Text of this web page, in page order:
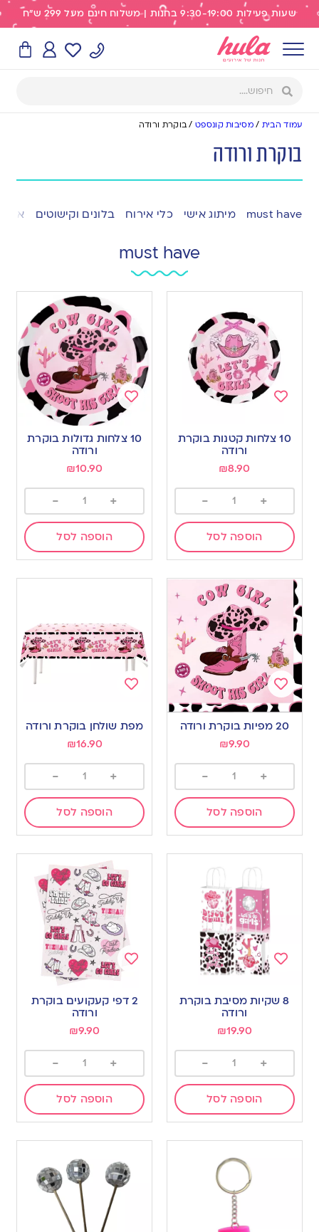
שעות פעילות 9:30-19:00 בחנות | משלוח חינם מעל 299 ש"ח
עמוד הבית /מסיבות קונספט/בוקרת ורודה
בוקרת ורודה
must have מיתוג אישי כלי אירוח בלונים וקישוטים
must have
to 10 צלחות קטנות בוקרת
ורודה
₪8.90
+
-
הוספה לסל
Add
to 10 צלחות גדולות בוקרת
ורודה
₪10.90
+
-
הוספה לסל
Add
to
20 מפיות בוקרת ורודה
₪9.90
+
-
הוספה לסל
to
מפת שולחן בוקרת ורודה
₪16.90
+
-
הוספה לסל
to
wishlist
8 שקיות מסיבת בוקרת
ורודה
₪19.90
+
-
הוספה לסל
to
wishlist
2 דפי קעקועים בוקרת
ורודה
₪9.90
+
-
הוספה לסל